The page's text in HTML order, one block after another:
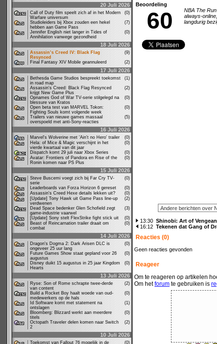
20 Juli 2026
Call of Duty film speelt zich af in het Modern
Warfare universum
(0)
Studioleiders bij Xbox zouden een hekel
hebben aan Game Pass
(7)
Jennifer English niet langer in Tides of
Annihilation vanwege gezondheid
(0)
18 Juli 2026
Assassin’s Creed IV: Black Flag
Resynced
(9)
Final Fantasy XIV Mobile geannuleerd
(2)
17 Juli 2026
Bethesda Game Studios bespreekt toekomst
in road map
(1)
Assassin's Creed: Black Flag Resynced
krijgt New Game Plus
(2)
Opnames God of War TV-serie stilgelegd na
blessure van Kratos
(0)
Open beta test van MARVEL Tokon:
Fighting Souls komt volgende week
(0)
Trailers van nieuwe games massaal
overspoeld met anti-Sony-reacties
(5)
16 Juli 2026
Marvel's Wolverine met 'Ain't no Hero' trailer
(0)
Hela: of Mice & Magic verschijnt in het
vierde kwartaal van dit jaar
(0)
Dispatch komt 29 juli naar Xbox Series
(0)
Avatar: Frontiers of Pandora en Rise of the
Ronin komen naar PS Plus
(0)
15 Juli 2026
Steve Buscemi voegt zich bij Far Cry TV-
serie
(0)
Leaderboards van Forza Horizon 6 gereset
(0)
Assassin's Creed Hexe details lekken uit?
(0)
[Update] Tony Hawk uit Game Pass line-up
verdwenen
(2)
Dead Space bedenker Glen Schofield zegt
game-industrie vaarwel
(3)
[Update] Sony stelt FlexStrike fight stick uit
(0)
Beast of Reincarnation trailer draait om
combat
(0)
14 Juli 2026
Dragon's Dogma 2: Dark Arisen DLC is
ongeveer 25 uur lang
(0)
Future Games Show staat gepland voor 26
augustus
(0)
Disney duikt 15 augustus in 25 jaar Kingdom
Hearts
(0)
13 Juli 2026
Ryse: Son of Rome schrapte twee-derde
van content
(2)
Build a Rocket Boy haalt woede van oud-
medewerkers op de hals
(0)
Id Software komt met statement na
ontslagen
(1)
Bloomberg: Blizzard werkt aan meerdere
titels
(0)
Octopath Traveler delen komen naar Switch
2
(2)
10 Juli 2026
Toekomst van Fallout 76 mogelijk in de (0)
Beoordeling
60
NBA The
always-
langdurig
13:30 Shinobi: Art of
16:12 Tekenen dat Gang of
Reacties (0)
Geen reacties gevonden
Reageer
Om te reageren op artikelen
Om hetforum te gebruiken is